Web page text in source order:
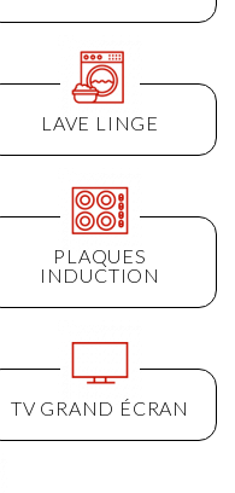
LAVE LINGE
PLAQUES
INDUCTION
TV GRAND ÉCRAN